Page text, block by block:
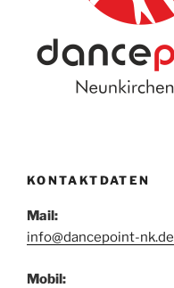
KONTAKTDATEN
Mail:
info@dancepoint-nk.de
Mobil: